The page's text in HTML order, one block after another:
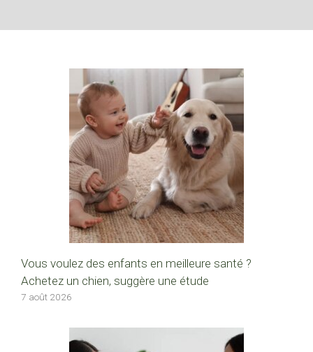
Vous voulez des enfants en meilleure santé ?
Achetez un chien, suggère une étude
7 août 2026